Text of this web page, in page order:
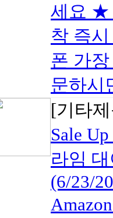
세요 ★
착 즉
폰 가
문하시
[기타
Sale
라임
(6/23/